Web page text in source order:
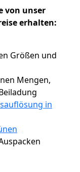
von unser
erhalten:
Größen und
Mengen,
in